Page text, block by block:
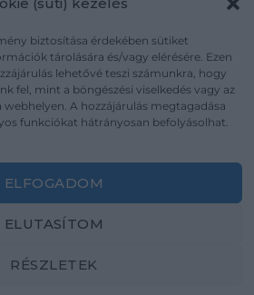
biztosítása érdekében sütiket
tárolására és/vagy elérésére. Ezen
lehetővé teszi számunkra, hogy
fel, mint a böngészési viselkedés vagy az
webhelyen. A hozzájárulás megtagadása
funkciókat hátrányosan befolyásolhat.
ELFOGADOM
ELUTASÍTOM
RÉSZLETEK
Áraink
ÁSZF
Adatvédelem
Impresszum